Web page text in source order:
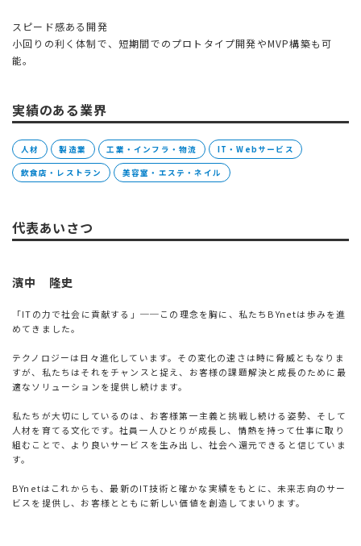
スピード感ある開発
小回りの利く体制で、短期間でのプロトタイプ開発やMVP構築も可
能。
実績のある業界
人材 製造業 工業・インフラ・物流 IT・Webサービス
飲食店・レストラン 美容室・エステ・ネイル
代表あいさつ
濱中 隆史
「ITの力で社会に貢献する」──この理念を胸に、私たちBYnetは歩みを進
めてきました。
テクノロジーは日々進化しています。その変化の速さは時に脅威ともなりま
すが、私たちはそれをチャンスと捉え、お客様の課題解決と成長のために最
適なソリューションを提供し続けます。
私たちが大切にしているのは、お客様第一主義と挑戦し続ける姿勢、そして
人材を育てる文化です。社員一人ひとりが成長し、情熱を持って仕事に取り
組むことで、より良いサービスを生み出し、社会へ還元できると信じていま
す。
BYnetはこれからも、最新のIT技術と確かな実績をもとに、未来志向のサー
ビスを提供し、お客様とともに新しい価値を創造してまいります。